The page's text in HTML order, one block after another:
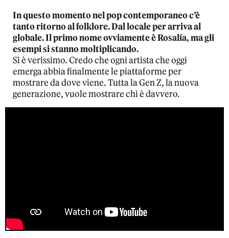
In questo momento nel pop contemporaneo c’è
tanto ritorno al folklore. Dal locale per arriva al
globale. Il primo nome ovviamente è Rosalía, ma gli
esempi si stanno moltiplicando.
Sì è verissimo. Credo che ogni artista che oggi
emerga abbia finalmente le piattaforme per
mostrare da dove viene. Tutta la Gen Z, la nuova
generazione, vuole mostrare chi è davvero.